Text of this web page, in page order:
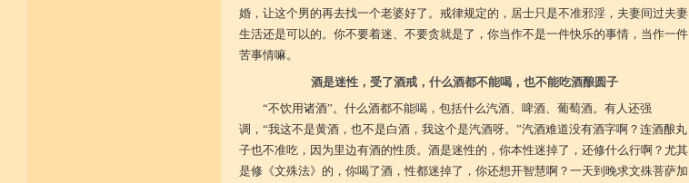
婚，让这个男的再去找一个老婆好了。戒律规定的，居士只是不准邪淫，夫妻间过夫妻
生活还是可以的。你不要着迷、不要贪就是了，你当作不是一件快乐的事情，当作一件
苦事情嘛。
酒是迷性，受了酒戒，什么酒都不能喝，也不能吃酒酿圆子
“不饮用诸酒”。什么酒都不能喝，包括什么汽酒、啤酒、葡萄酒。有人还强
调，“我这不是黄酒，也不是白酒，我这个是汽酒呀。”汽酒难道没有酒字啊？连酒酿丸
子也不准吃，因为里边有酒的性质。酒是迷性的，你本性迷掉了，还修什么行啊？尤其
是修《文殊法》的，你喝了酒，性都迷掉了，你还想开智慧啊？一天到晚求文殊菩萨加